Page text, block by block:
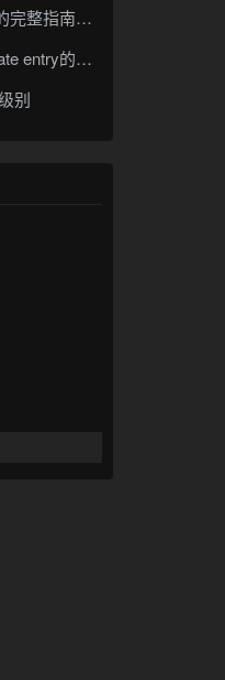
与最佳实践
的解决方案
别